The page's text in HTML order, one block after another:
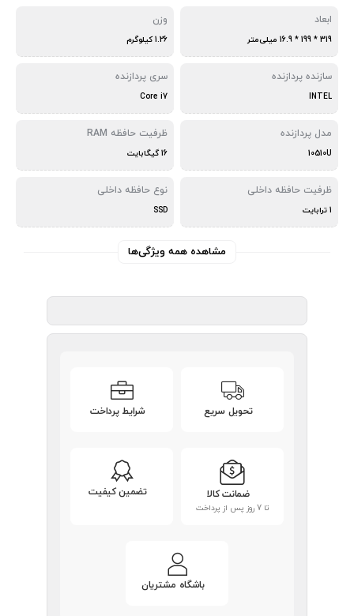
ابعاد
319 * 199 * 16.9 میلی‌متر
وزن
1.26 کیلوگرم
سازنده پردازنده
INTEL
سری پردازنده
Core i7
مدل پردازنده
10510U
ظرفیت حافظه RAM
16 گیگابایت
ظرفیت حافظه داخلی
1 ترابایت
نوع حافظه داخلی
SSD
مشاهده همه ویژگی‌ها
تحویل سریع شرایط پرداخت
ضمانت کالا
تا 7 روز پس از پرداخت
تضمین کیفیت
باشگاه مشتریان